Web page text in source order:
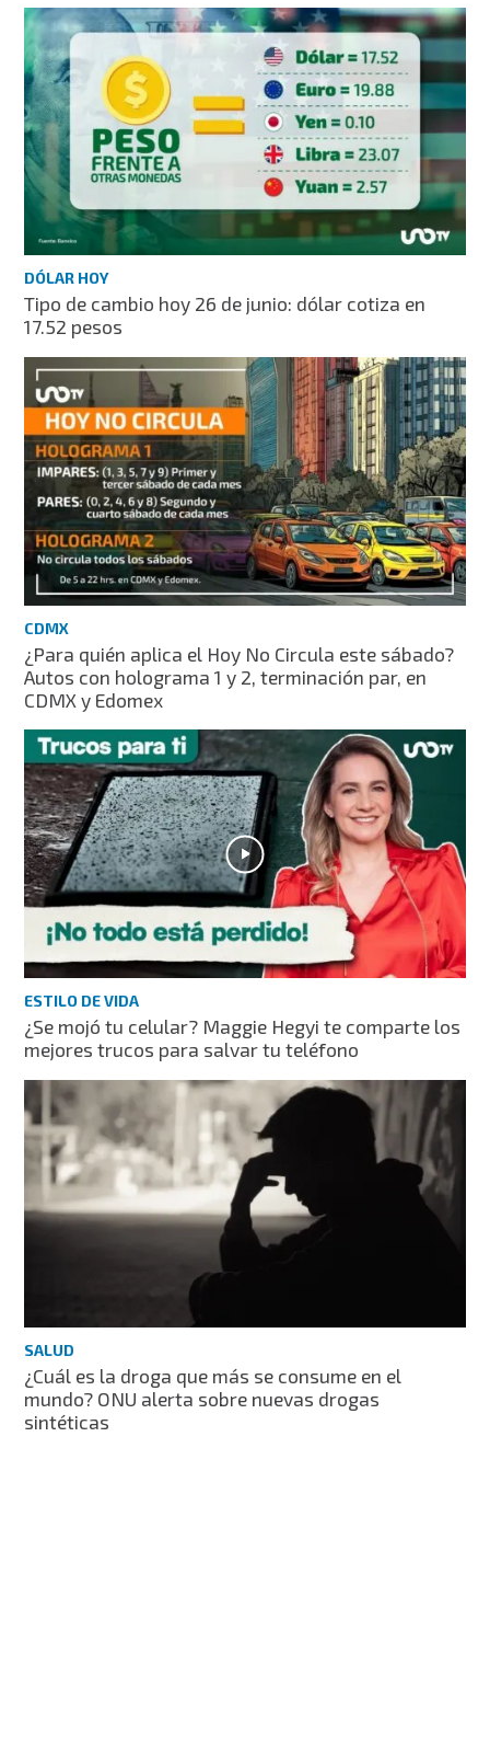
DÓLAR HOY
Tipo de cambio hoy 26 de junio: dólar cotiza en
17.52 pesos
CDMX
¿Para quién aplica el Hoy No Circula este sábado?
Autos con holograma 1 y 2, terminación par, en
CDMX y Edomex
ESTILO DE VIDA
¿Se mojó tu celular? Maggie Hegyi te comparte los
mejores trucos para salvar tu teléfono
SALUD
¿Cuál es la droga que más se consume en el
mundo? ONU alerta sobre nuevas drogas
sintéticas